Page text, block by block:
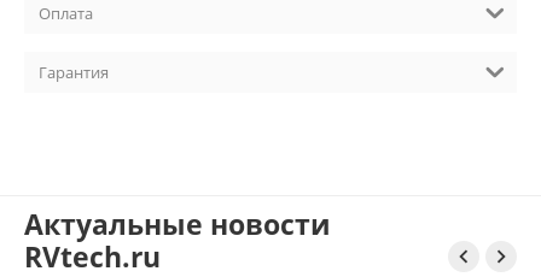
Оплата
Гарантия
Актуальные новости
RVtech.ru
 